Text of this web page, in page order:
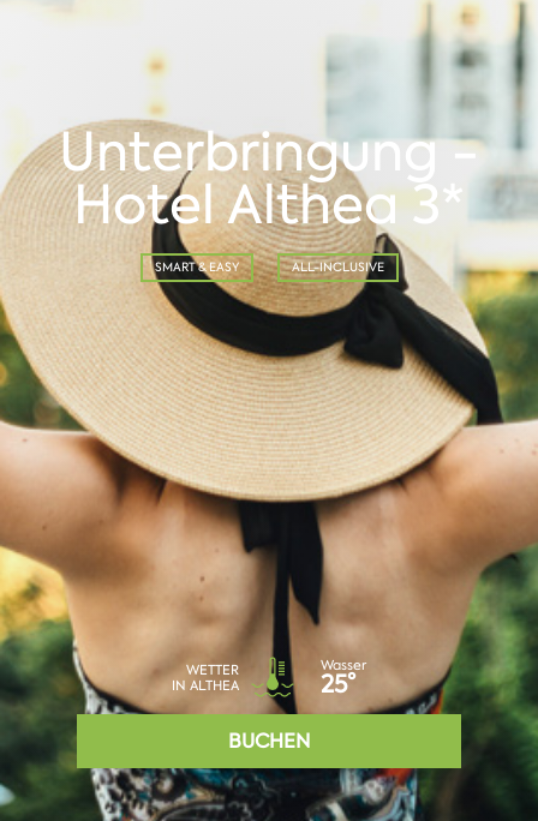
Unterbringung -
Hotel Althea 3*
SMART & EASY ALL-INCLUSIVE
WETTER
IN ALTHEA
Wasser
25°
BUCHEN